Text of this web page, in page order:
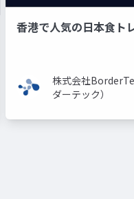
香港で人気の日本食ト
株式会社
ダーテック）